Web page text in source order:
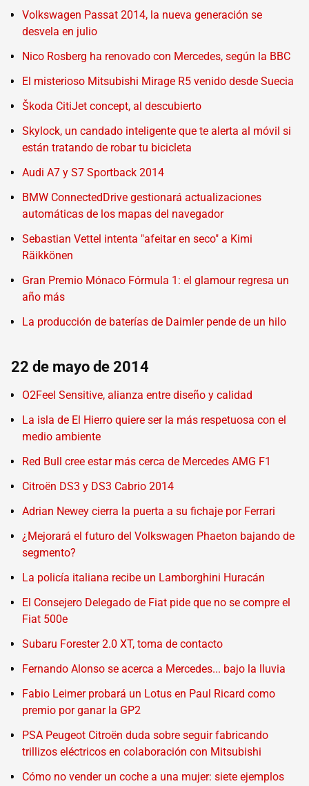
Volkswagen Passat 2014, la nueva generación se
desvela en julio
Nico Rosberg ha renovado con Mercedes, según la BBC
El misterioso Mitsubishi Mirage R5 venido desde Suecia
Škoda CitiJet concept, al descubierto
Skylock, un candado inteligente que te alerta al móvil si
están tratando de robar tu bicicleta
Audi A7 y S7 Sportback 2014
BMW ConnectedDrive gestionará actualizaciones
automáticas de los mapas del navegador
Sebastian Vettel intenta "afeitar en seco" a Kimi
Räikkönen
Gran Premio Mónaco Fórmula 1: el glamour regresa un
año más
La producción de baterías de Daimler pende de un hilo
22 de mayo de 2014
O2Feel Sensitive, alianza entre diseño y calidad
La isla de El Hierro quiere ser la más respetuosa con el
medio ambiente
Red Bull cree estar más cerca de Mercedes AMG F1
Citroën DS3 y DS3 Cabrio 2014
Adrian Newey cierra la puerta a su fichaje por Ferrari
¿Mejorará el futuro del Volkswagen Phaeton bajando de
segmento?
La policía italiana recibe un Lamborghini Huracán
El Consejero Delegado de Fiat pide que no se compre el
Fiat 500e
Subaru Forester 2.0 XT, toma de contacto
Fernando Alonso se acerca a Mercedes... bajo la lluvia
Fabio Leimer probará un Lotus en Paul Ricard como
premio por ganar la GP2
PSA Peugeot Citroën duda sobre seguir fabricando
trillizos eléctricos en colaboración con Mitsubishi
Cómo no vender un coche a una mujer: siete ejemplos